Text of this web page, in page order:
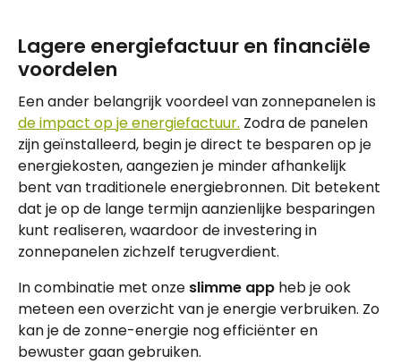
Lagere energiefactuur en financiële
voordelen
Een ander belangrijk voordeel van zonnepanelen is
de impact op je energiefactuur. Zodra de panelen
zijn geïnstalleerd, begin je direct te besparen op je
energiekosten, aangezien je minder afhankelijk
bent van traditionele energiebronnen. Dit betekent
dat je op de lange termijn aanzienlijke besparingen
kunt realiseren, waardoor de investering in
zonnepanelen zichzelf terugverdient.
In combinatie met onze slimme app heb je ook
meteen een overzicht van je energie verbruiken. Zo
kan je de zonne-energie nog efficiënter en
bewuster gaan gebruiken.